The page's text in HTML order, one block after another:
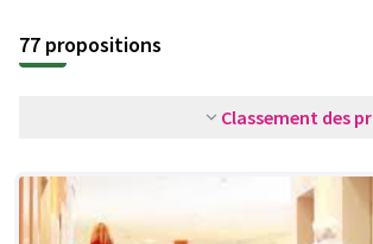
77 propositions
Classement des